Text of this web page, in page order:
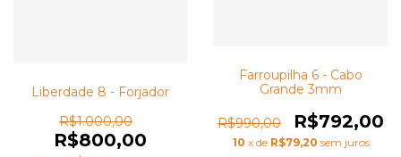
Liberdade 8 - Forjador
R$1.000,00
R$800,00
Farroupilha 6 - Cabo
Grande 3mm
R$990,00 R$792,00
10 x de R$79,20 sem juros